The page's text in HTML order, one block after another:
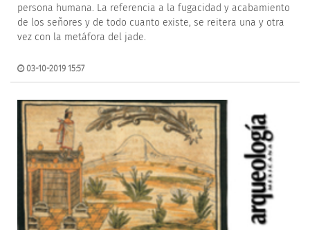
persona humana. La referencia a la fugacidad y acabamiento
de los señores y de todo cuanto existe, se reitera una y otra
vez con la metáfora del jade.
03-10-2019 15:57